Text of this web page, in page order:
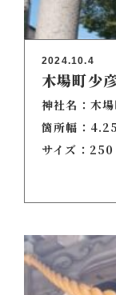
2024.10.4
木場町少
神社名：木
箇所幅：4.25
サイズ：250